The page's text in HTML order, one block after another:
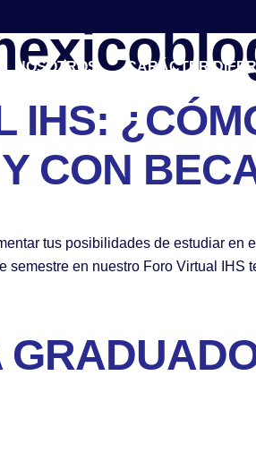
NOSOTROS CARÁCTER
IHS:
CON
tus posibilidades de estudiar
en nuestro Foro Virtual